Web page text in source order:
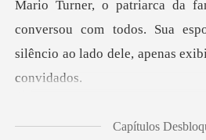
Histórico
Sair
rsou com todos. Sua
silêncio ao
Capítulos